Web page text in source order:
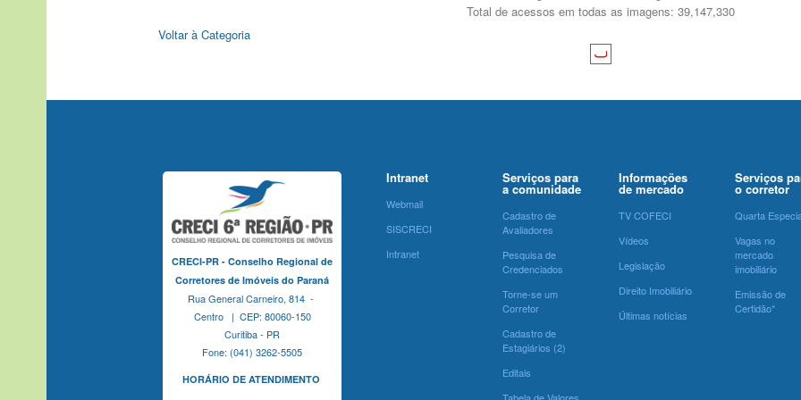
Total de acessos em todas as imagens: 39,147,330
Voltar à Categoria
CRECI-PR - Conselho Regional de
Corretores de Imóveis do Paraná
Rua General Carneiro, 814 -
Centro | CEP: 80060-150
Curitiba - PR
Fone: (041) 3262-5505
HORÁRIO DE ATENDIMENTO
Intranet
Webmail
SISCRECI
Intranet
Serviços para
a comunidade
Cadastro de
Avaliadores
Pesquisa de
Credenciados
Torne-se um
Corretor
Cadastro de
Estagiários (2)
Editais
Informações
de mercado
TV COFECI
Vídeos
Legislação
Direito Imobiliário
Últimas notícias
Serviços
o corretor
Quarta
Vagas no
mercado
imobiliário
Emissão de
Certidão*